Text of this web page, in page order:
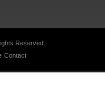
Reserved.
Contact